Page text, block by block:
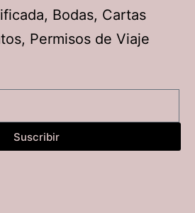
Bodas, Cartas
Permisos de Viaje
Suscribir